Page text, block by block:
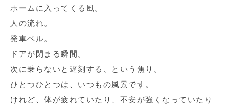
ホームに入ってくる風。
人の流れ。
発車ベル。
ドアが閉まる瞬間。
次に乗らないと遅刻する、という焦り。
ひとつひとつは、いつもの風景です。
けれど、体が疲れていたり、不安が強くなっていたり